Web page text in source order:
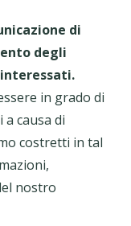
di
degli
in grado di
causa di
costretti in tal
nostro